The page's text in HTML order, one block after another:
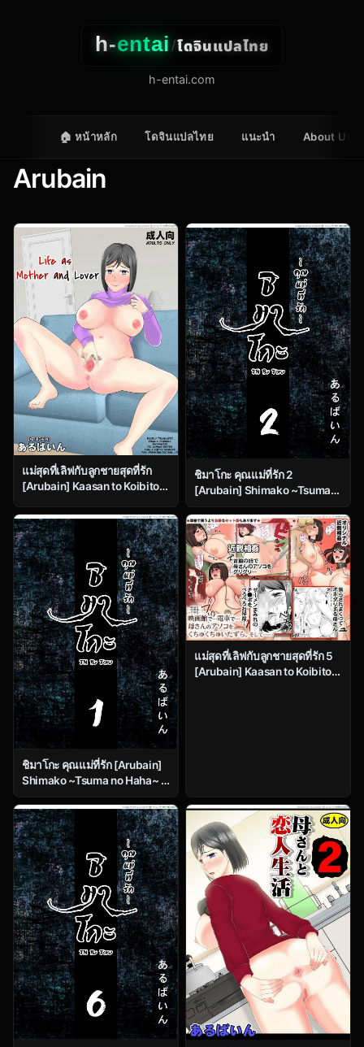
h-entai/โดจินแปลไทย
h-entai.com
🏠 หน้าหลัก โดจินแปลไทย แนะนำ About Us
Arubain
แม่สุดที่เลิฟกับลูกชายสุดที่รัก
[Arubain] Kaasan to Koibito
and Lover
ชิมาโกะ คุณแม่ที่รัก 2
[Arubain] Shimako ~Tsuma
no Haha~ 1 | Shimako
~Mother of Wife~ Ch.2
ชิมาโกะ คุณแม่ที่รัก [Arubain]
Shimako ~Tsuma no Haha~ 1
| Shimako ~Mother of Wife~
– 1
แม่สุดที่เลิฟกับลูกชายสุดที่รัก 5
[Arubain] Kaasan to Koibito